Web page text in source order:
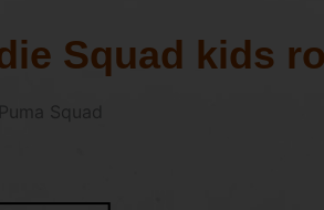
Squad kids
Squad